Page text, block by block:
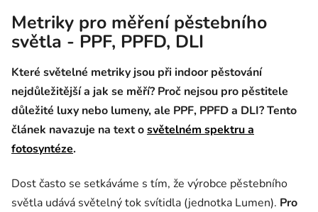
Metriky pro měření pěstebního
světla - PPF, PPFD, DLI
Které světelné metriky jsou při indoor pěstování
nejdůležitější a jak se měří? Proč nejsou pro pěstitele
důležité luxy nebo lumeny, ale PPF, PPFD a DLI? Tento
článek navazuje na text osvětelném spektru a
fotosyntéze.
Dost často se setkáváme s tím, že výrobce pěstebního
světla udává světelný tok svítidla (jednotka Lumen). Pro